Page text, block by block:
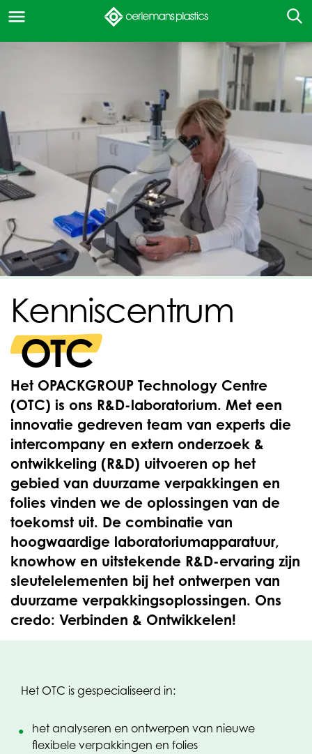
Kenniscentrum
OTC
Het OPACKGROUP Technology Centre
(OTC) is ons R&D-laboratorium. Met een
innovatie gedreven team van experts die
intercompany en extern onderzoek &
ontwikkeling (R&D) uitvoeren op het
gebied van duurzame verpakkingen en
folies vinden we de oplossingen van de
toekomst uit. De combinatie van
hoogwaardige laboratoriumapparatuur,
knowhow en uitstekende R&D-ervaring zijn
sleutelelementen bij het ontwerpen van
duurzame verpakkingsoplossingen. Ons
credo: Verbinden & Ontwikkelen!
Het OTC is gespecialiseerd in:
het analyseren en ontwerpen van nieuwe
flexibele verpakkingen en folies